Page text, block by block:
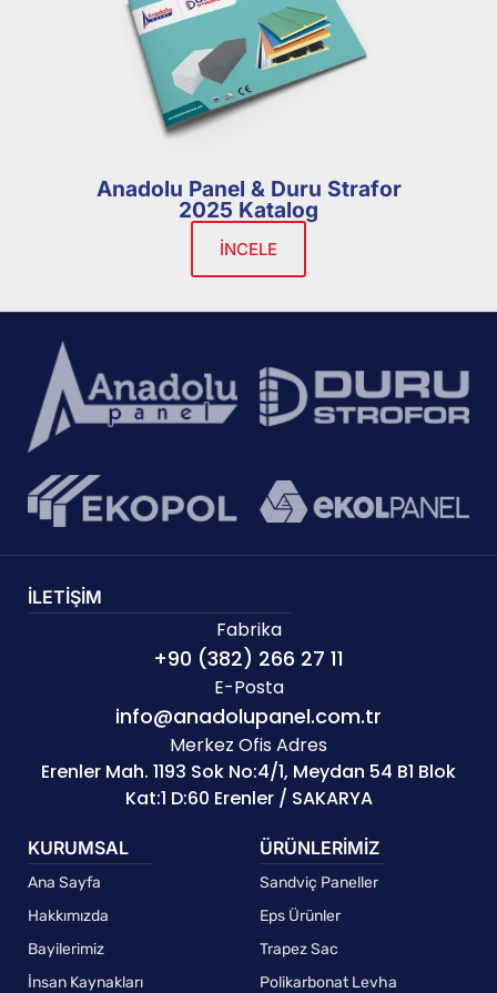
Anadolu Panel & Duru Strafor
2025 Katalog
İNCELE
İLETİŞİM
Fabrika
+90 (382) 266 27 11
E-Posta
info@anadolupanel.com.tr
Merkez Ofis Adres
Erenler Mah. 1193 Sok No:4/1, Meydan 54 B1 Blok
Kat:1 D:60 Erenler / SAKARYA
KURUMSAL
Ana Sayfa
Hakkımızda
Bayilerimiz
İnsan Kaynakları
ÜRÜNLERİMİZ
Sandviç Paneller
Eps Ürünler
Trapez Sac
Polikarbonat Levha